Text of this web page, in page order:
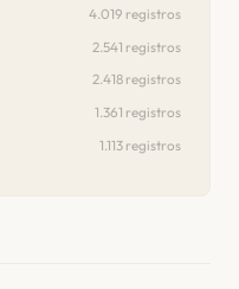
4.019 registros
2.541 registros
2.418 registros
1.361 registros
1.113 registros